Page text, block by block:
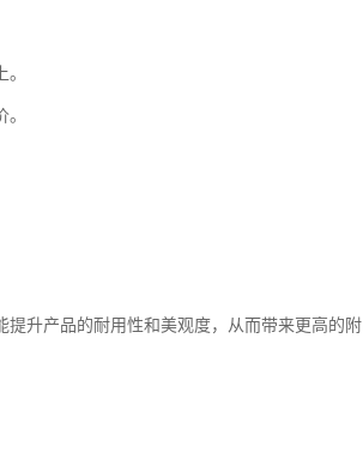
升产品的耐用性和美观度，从而带来更高的附